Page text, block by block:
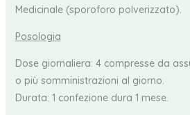
Medicinale (sporoforo polverizzato).
Posologia
Dose giornaliera: 4 compresse da
o più somministrazioni al giorno.
Durata: 1 confezione dura 1 mese.